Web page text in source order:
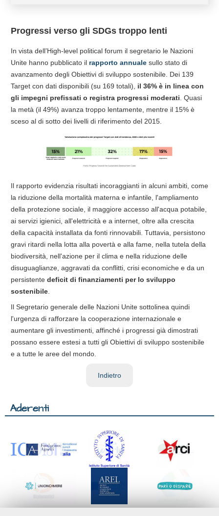
Progressi verso gli SDGs troppo lenti
In vista dell’High-level political forum il segretario le Nazioni
Unite hanno pubblicato il rapporto annuale sullo stato di
avanzamento degli Obiettivi di sviluppo sostenibile. Dei 139
Target con dati disponibili (su 169 totali), il 36% è in linea con
gli impegni prefissati o registra progressi moderati. Quasi
la metà (il 49%) avanza troppo lentamente, mentre il 15% è
sceso al di sotto dei livelli di riferimento del 2015.
Il rapporto evidenzia risultati incoraggianti in alcuni ambiti, come
la riduzione della mortalità materna e infantile, l'ampliamento
della protezione sociale, il maggiore accesso all'acqua potabile,
ai servizi igienici, all'elettricità e a internet, oltre alla crescita
della capacità installata da fonti rinnovabili. Tuttavia, persistono
gravi ritardi nella lotta alla povertà e alla fame, nella tutela della
biodiversità, nell'azione per il clima e nella riduzione delle
disuguaglianze, aggravati da conflitti, crisi economiche e da un
persistente deficit di finanziamenti per lo sviluppo
sostenibile
Il Segretario generale delle Nazioni Unite sottolinea quindi
l'urgenza di rafforzare la cooperazione internazionale e
aumentare gli investimenti, affinché i progressi già dimostrati
possano essere estesi a tutti gli Obiettivi di sviluppo sostenibile
e a tutte le aree del mondo.
Indietro
Aderenti